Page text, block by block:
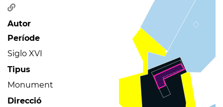
Autor
Període
Siglo XVI
Tipus
Monument
Direcció